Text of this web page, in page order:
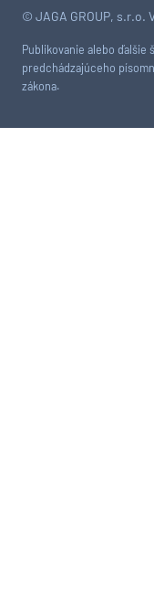
© JAGA GROUP, s.r.o.
Publikovanie alebo ďalšie
predchádzajúceho
zákona.